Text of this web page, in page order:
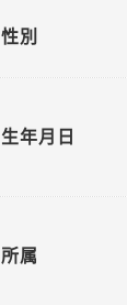
性別
生年月日
所属